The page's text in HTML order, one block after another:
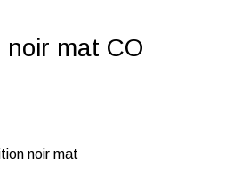
noir mat CO
noir mat